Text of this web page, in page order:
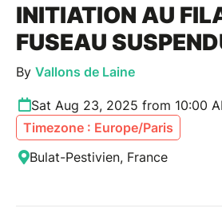
INITIATION AU
FUSEAU
By Vallons de Laine
Sat Aug 23, 2025 from 10:00
Timezone : Europe/Paris
Bulat-Pestivien, France